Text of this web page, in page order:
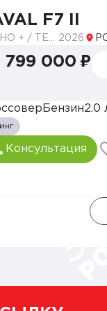
(ESP)
дверей с
F7 II
2026
799 000 ₽
Бензин2.0
Консультация